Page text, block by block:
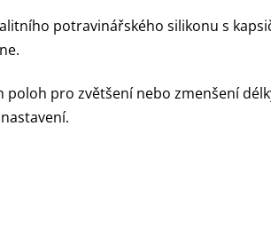
potravinářského silikonu s
pro zvětšení nebo zmenšení